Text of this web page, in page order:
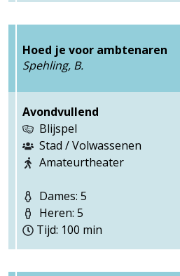
Hoed je voor ambtenaren
Spehling, B.
Avondvullend
Blijspel
Stad / Volwassenen
Amateurtheater
Dames: 5
Heren: 5
Tijd: 100 min